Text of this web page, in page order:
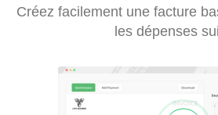
Créez facilement une facture
les dépenses